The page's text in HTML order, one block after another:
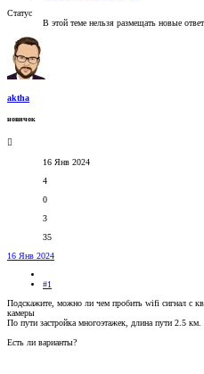
Статус
В этой теме нельзя размещать новые
aktha
новичок
16 Янв 2024
4
0
3
35
16 Янв 2024
#1
Подскажите, можно ли чем пробить wifi сигнал с
камеры
По пути застройка многоэтажек, длина пути 2.5 км.
Есть ли варианты?